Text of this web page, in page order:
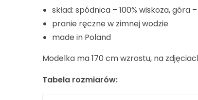
skład: spódnica – 100% wiskoza, góra
pranie ręczne w zimnej wodzie
made in Poland
Modelka ma 170 cm wzrostu, na
Tabela rozmiarów: